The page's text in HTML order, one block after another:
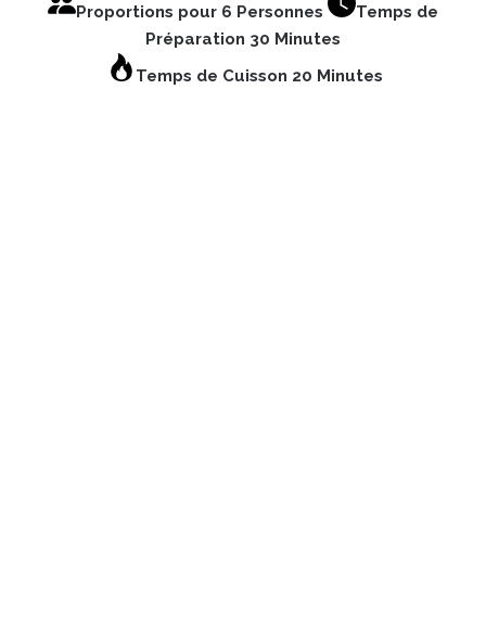
Proportions pour 6 Personnes
Temps de
Préparation 30 Minutes
Temps de Cuisson 20 Minutes